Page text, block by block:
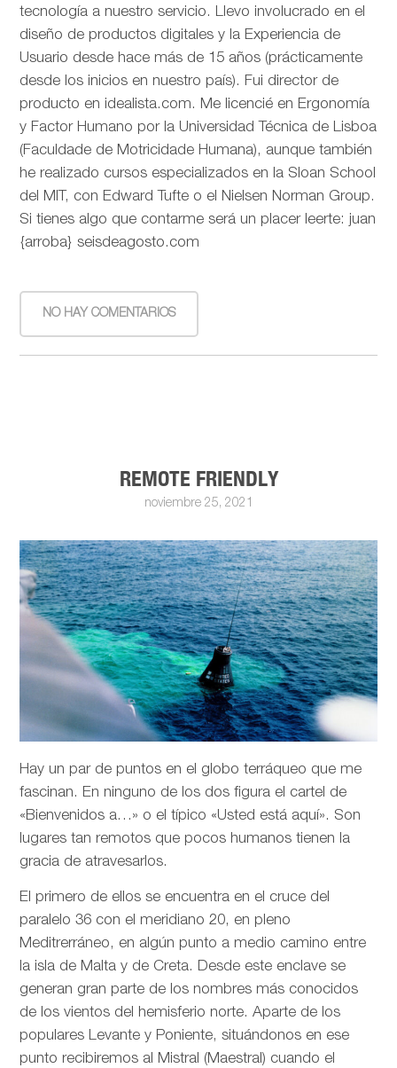
tecnología a nuestro servicio. Llevo involucrado en el
diseño de productos digitales y la Experiencia de
Usuario desde hace más de 15 años (prácticamente
desde los inicios en nuestro país). Fui director de
producto en idealista.com. Me licencié en Ergonomía
y Factor Humano por la Universidad Técnica de Lisboa
(Faculdade de Motricidade Humana), aunque también
he realizado cursos especializados en la Sloan School
del MIT, con Edward Tufte o el Nielsen Norman Group.
Si tienes algo que contarme será un placer leerte: juan
{arroba} seisdeagosto.com
NO HAY COMENTARIOS
REMOTE FRIENDLY
noviembre 25, 2021
Hay un par de puntos en el globo terráqueo que me
fascinan. En ninguno de los dos figura el cartel de
«Bienvenidos a…» o el típico «Usted está aquí». Son
lugares tan remotos que pocos humanos tienen la
gracia de atravesarlos.
El primero de ellos se encuentra en el cruce del
paralelo 36 con el meridiano 20, en pleno
Meditrerráneo, en algún punto a medio camino entre
la isla de Malta y de Creta. Desde este enclave se
generan gran parte de los nombres más conocidos
de los vientos del hemisferio norte. Aparte de los
populares Levante y Poniente, situándonos en ese
punto recibiremos al Mistral (Maestral) cuando el